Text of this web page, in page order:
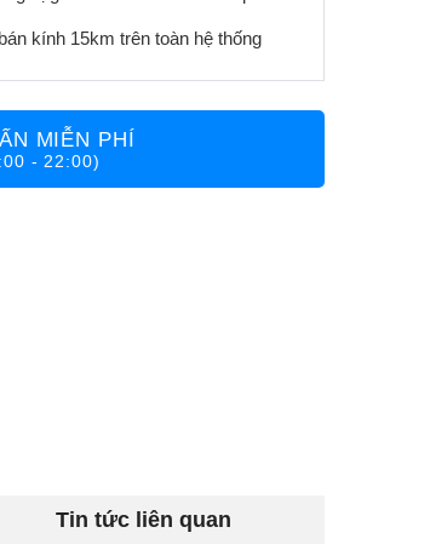
kính 15km trên toàn hệ thống
MIỄN PHÍ
- 22:00)
Tin tức liên quan